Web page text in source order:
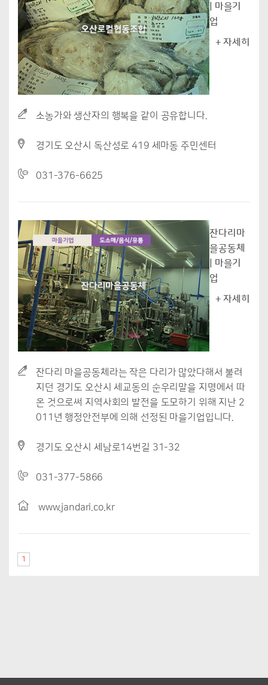
| 마을기
업
+ 자세히
소농가와 생산자의 행복을 같이 공유합니다.
경기도 오산시 독산성로 419 세마동 주민센터
031-376-6625
잔다리마
을공동체
| 마을기
업
+ 자세히
잔다리 마을공동체라는 작은 다리가 많았다해서 불려
지던 경기도 오산시 세교동의 순우리말을 지명에서 따
온 것으로써 지역사회의 발전을 도모하기 위해 지난 2
011년 행정안전부에 의해 선정된 마을기업입니다.
경기도 오산시 세남로14번길 31-32
031-377-5866
www.jandari.co.kr
1